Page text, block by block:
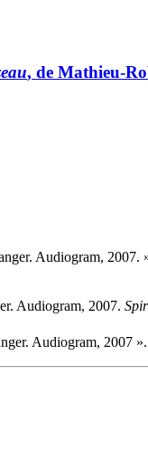
, de Mathieu-
Audiogram, 2007.
Audiogram, 2007.
Audiogram, 2007 ».